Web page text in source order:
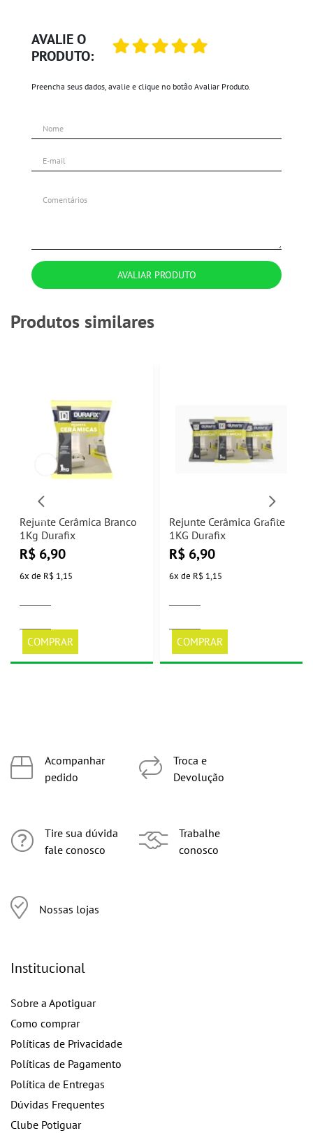
AVALIE O
PRODUTO:
Preencha seus dados, avalie e clique no botão Avaliar Produto.
AVALIAR PRODUTO
Produtos similares
Rejunte Cerâmica Branco
1Kg Durafix
R$ 6,90
6x de R$ 1,15
COMPRAR
Rejunte Cerâmica Grafite
1KG Durafix
R$ 6,90
6x de R$ 1,15
COMPRAR
Acompanhar
pedido
Tire sua dúvida
fale conosco
Nossas lojas
Troca e
Devolução
Trabalhe
conosco
Institucional
Sobre a Apotiguar
Como comprar
Políticas de Privacidade
Políticas de Pagamento
Política de Entregas
Dúvidas Frequentes
Clube Potiguar